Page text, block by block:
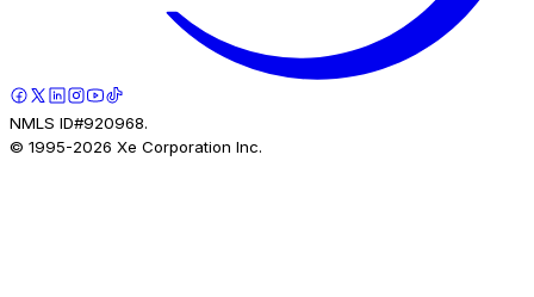
NMLS ID#920968.
© 1995-2026 Xe Corporation Inc.